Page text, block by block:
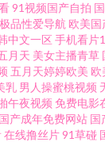
看 色91蝌蚪视频 国
品潮吹无码不卡 男人
美国产亚洲成人 影音
91n女在线 91网站直
91视频国产自拍
极品性爱导航 欧美国
中文一区 手机看片
月天 美女主播青草
五月天婷婷欧美 欧
乳 男人操蜜桃视频
午夜视频 免费电影
国产成年免费网站 国
在线撸丝片91草碰